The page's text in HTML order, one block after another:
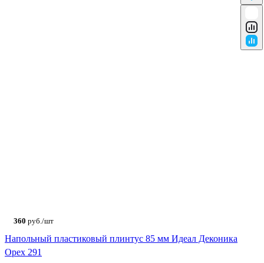
360 руб./шт
Напольный пластиковый плинтус 85 мм Идеал Деконика
Орех 291